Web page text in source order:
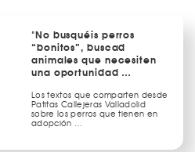
"No busquéis perros
“bonitos”, buscad
animales que necesiten
una oportunidad …
Los textos que comparten desde
Patitas Callejeras Valladolid
sobre los perros que tienen en
adopción …